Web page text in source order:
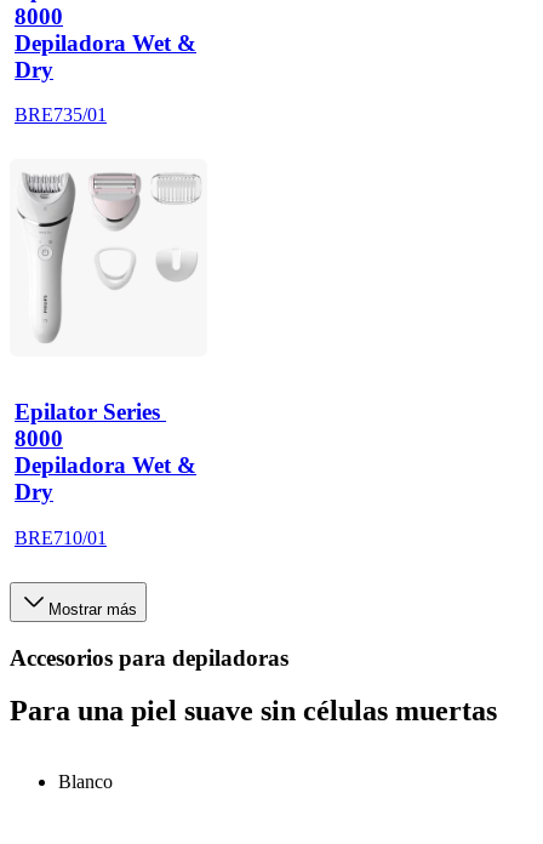
8000
Depiladora Wet &
Dry
BRE735/01
Epilator Series
8000
Depiladora Wet &
Dry
BRE710/01
Mostrar más
Accesorios para depiladoras
Para una piel suave sin células muertas
Blanco